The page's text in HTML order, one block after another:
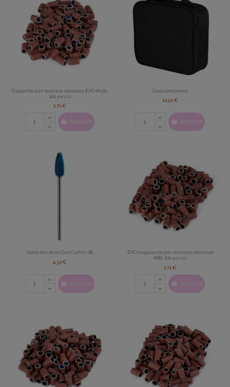
Cappello per manica abrasiva EXO #120,
100 pezzi
1,71 €
Acquista
Caso campione
12,52 €
Acquista
Cono blu duro Exo Cutter 06
4,32 €
Acquista
EXO cappuccio per manica abrasiva
#80, 100 pezzi
1,71 €
Acquista